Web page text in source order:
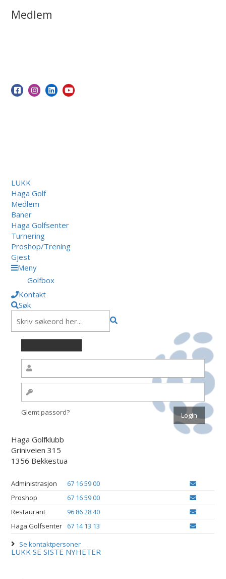
Medlem
LUKK
Haga Golf
Medlem
Baner
Haga Golfsenter
Turnering
Proshop/Trening
Gjest
Meny
Golfbox
Kontakt
Søk
Glemt passord?
Haga Golfklubb
Griniveien 315
1356 Bekkestua
Administrasjon
67 16 59 00
Proshop
67 16 59 00
Restaurant
96 86 28 40
Haga Golfsenter
67 14 13 13
Se kontaktpersoner
LUKK SE SISTE NYHETER